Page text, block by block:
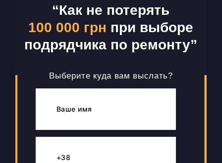
“Как не потерять
100 000 грн при выборе
подрядчика по ремонту”
Выберите куда вам выслать?